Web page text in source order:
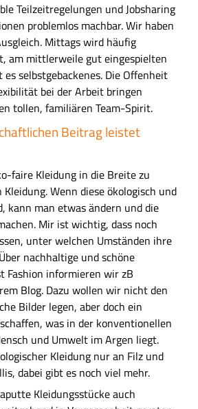
Teilzeitregelungen und Jobsharing
problemlos machbar. Wir haben
Mittags wird häufig
am mittlerweile gut eingespielten
selbstgebackenes. Die Offenheit
bei der Arbeit bringen
tollen, familiären Team-Spirit.
Beitrag leistet
faire Kleidung in die Breite zu
Wenn diese ökologisch und
kann man etwas ändern und die
Mir ist wichtig, dass noch
unter welchen Umständen ihre
nachhaltige und schöne
Fashion informieren wir zB
Blog. Dazu wollen wir nicht den
Bilder legen, aber doch ein
was in der konventionellen
und Umwelt im Argen liegt.
Kleidung nur an Filz und
dabei gibt es noch viel mehr.
Kleidungsstücke auch